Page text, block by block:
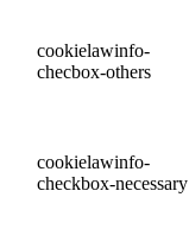
cookielawinfo-
checbox-others
cookielawinfo-
checkbox-necessary